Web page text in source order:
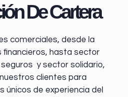
De Cartera
comerciales, desde la
financieros, hasta sector
y sector solidario,
clientes para
únicos de experiencia del